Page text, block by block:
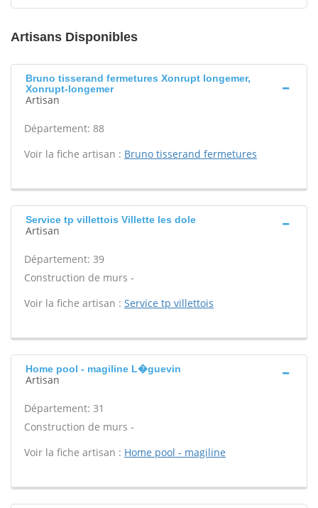
Artisans Disponibles
Bruno tisserand fermetures Xonrupt longemer,
Xonrupt-longemer
Artisan
Département: 88
Voir la fiche artisan : Bruno tisserand fermetures
Service tp villettois Villette les dole
Artisan
Département: 39
Construction de murs -
Voir la fiche artisan : Service tp villettois
Home pool - magiline L�guevin
Artisan
Département: 31
Construction de murs -
Voir la fiche artisan : Home pool - magiline